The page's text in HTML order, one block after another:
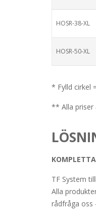
HOSR-38-XL
HOSR-50-XL
* Fylld cirkel
** Alla priser
TF System
Alla
rådfråga oss